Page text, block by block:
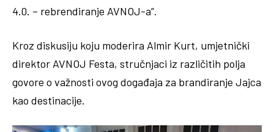
4.0. – rebrendiranje AVNOJ-a”.
Kroz diskusiju koju moderira Almir Kurt, umjetnički
direktor AVNOJ Festa, stručnjaci iz različitih polja
govore o važnosti ovog događaja za brandiranje Jajca
kao destinacije.